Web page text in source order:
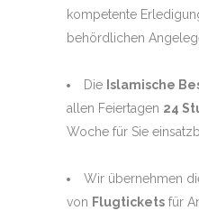
kompetente
behördlichen
Die Islamische
allen Feiertagen 24
Woche für Sie
Wir übernehmen
von Flugtickets für